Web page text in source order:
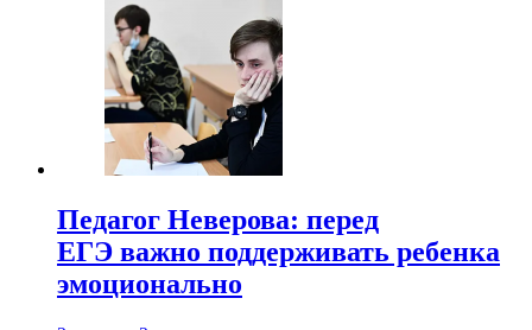
Педагог Неверова: перед
ЕГЭ важно поддерживать ребенка
эмоционально